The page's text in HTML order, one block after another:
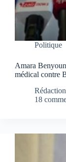
Politique
Amara
médical contre
Rédaction
18